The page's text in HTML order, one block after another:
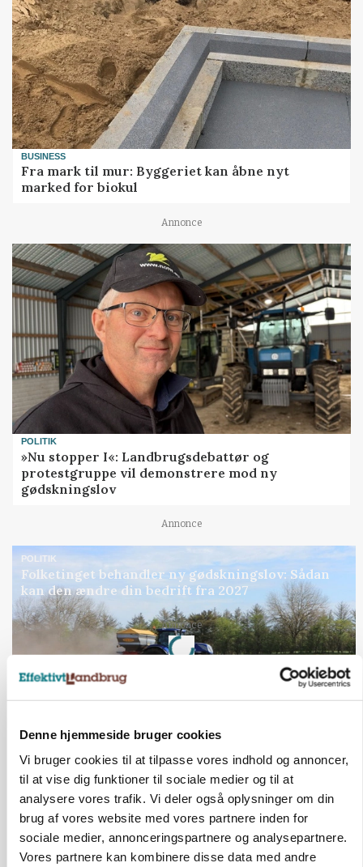
Denne hjemmeside bruger cookies
Vi bruger cookies til at tilpasse vores indhold og annoncer,
til at vise dig funktioner til sociale medier og til at
analysere vores trafik. Vi deler også oplysninger om din
brug af vores website med vores partnere inden for
sociale medier, annonceringspartnere og analysepartnere.
Vores partnere kan kombinere disse data med andre
BUSINESS
Fra mark til mur: Byggeriet kan åbne nyt
marked for biokul
Annonce
POLITIK
»Nu stopper I«: Landbrugsdebattør og
protestgruppe vil demonstrere mod ny
gødskningslov
Annonce
POLITIK
Folketinget behandler ny gødskningslov: Sådan
kan den ændre din bedrift fra 2027
Annonce
Loading...